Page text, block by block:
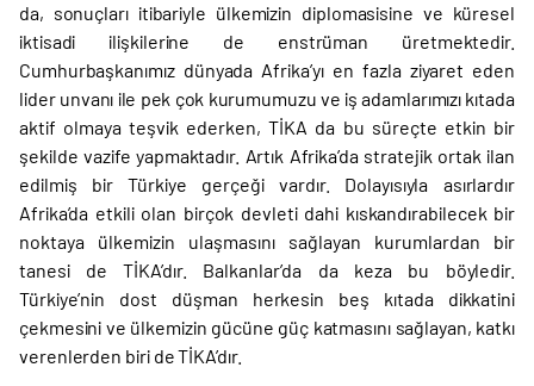
da, sonuçları itibariyle ülkemizin diplomasisine ve küresel
iktisadi ilişkilerine de enstrüman üretmektedir.
Cumhurbaşkanımız dünyada Afrika’yı en fazla ziyaret eden
lider unvanı ile pek çok kurumumuzu ve iş adamlarımızı kıtada
aktif olmaya teşvik ederken, TİKA da bu süreçte etkin bir
şekilde vazife yapmaktadır. Artık Afrika’da stratejik ortak ilan
edilmiş bir Türkiye gerçeği vardır. Dolayısıyla asırlardır
Afrika’da etkili olan birçok devleti dahi kıskandırabilecek bir
noktaya ülkemizin ulaşmasını sağlayan kurumlardan bir
tanesi de TİKA’dır. Balkanlar’da da keza bu böyledir.
Türkiye’nin dost düşman herkesin beş kıtada dikkatini
çekmesini ve ülkemizin gücüne güç katmasını sağlayan, katkı
verenlerden biri de TİKA’dır.